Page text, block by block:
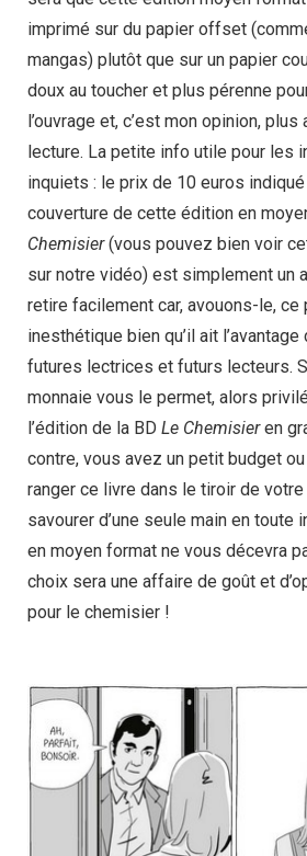
imprimé sur du papier offset
mangas) plutôt que sur un papier
doux au toucher et plus pérenne
l’ouvrage et, c’est mon opinion,
lecture. La petite info utile pour les
inquiets : le prix de 10 euros
couverture de cette édition en
Chemisier(vous pouvez bien voir
sur notre vidéo) est simplement un
retire facilement car, avouons-le,
inesthétique bien qu’il ait
futures lectrices et futurs lecteurs.
monnaie vous le permet, alors
l’édition de la BD Le Chemisieren
contre, vous avez un petit budget
ranger ce livre dans le tiroir de
savourer d’une seule main en toute
en moyen format ne vous décevra
choix sera une affaire de goût et
pour le chemisier !